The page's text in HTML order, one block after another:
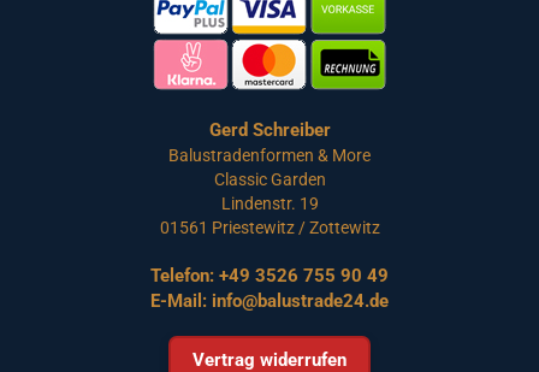
Gerd Schreiber
Balustradenformen & More
Classic Garden
Lindenstr. 19
01561 Priestewitz / Zottewitz
Telefon: +49 3526 755 90 49
E-Mail: info@balustrade24.de
Vertrag widerrufen